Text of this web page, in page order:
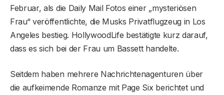
Februar, als die Daily Mail Fotos einer „mysteriösen
Frau“ veröffentlichte, die Musks Privatflugzeug in Los
Angeles bestieg. HollywoodLife bestätigte kurz darauf,
dass es sich bei der Frau um Bassett handelte.
Seitdem haben mehrere Nachrichtenagenturen über
die aufkeimende Romanze mit Page Six berichtet und